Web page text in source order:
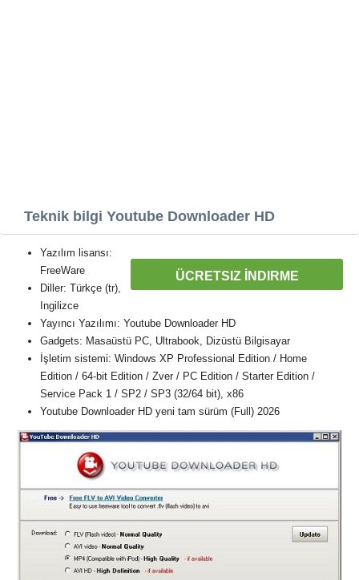
Teknik bilgi Youtube Downloader HD
ÜCRETSIZ İNDIRME
Yazılım lisansı:
FreeWare
Diller: Türkçe (tr),
Ingilizce
Yayıncı Yazılımı: Youtube Downloader HD
Gadgets: Masaüstü PC, Ultrabook, Dizüstü Bilgisayar
İşletim sistemi: Windows XP Professional Edition / Home
Edition / 64-bit Edition / Zver / PC Edition / Starter Edition /
Service Pack 1 / SP2 / SP3 (32/64 bit), x86
Youtube Downloader HD yeni tam sürüm (Full) 2026